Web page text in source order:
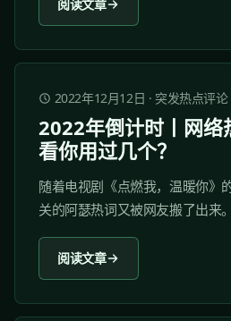
妹都来问我：“学姐，我的面试官
作品集怎么办？”...
阅读文章
2022年12月12日 ·突发热点评论
2022年倒计时丨网络
看你用过几个？
随着电视剧《点燃我，温暖你》
关的阿瑟热词又被网友搬了出来
当年“羌族小煞”的梗。网友们还
种不同的“羌族小煞”。 网络热词
服网友们造词与玩梗的脑洞！...
阅读文章